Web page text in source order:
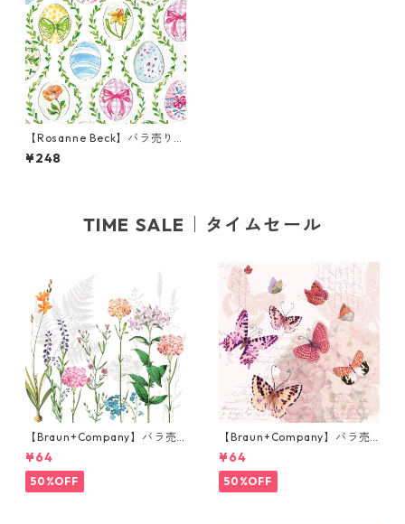
【Rosanne Beck】バラ売り2
枚 カクテルサイズ ペーパーナ
プキン Easter Bunny Eggs
¥248
TIME SALE｜タイムセール
【Braun+Company】バラ売
り2枚 ランチサイズ ペーパー
ナプキン BOTANICA ホワイト
¥64
50%OFF
【Braun+Company】バラ売
り2枚 ランチサイズ ペーパー
ナプキン Butterfly Romance
ピンク
¥64
50%OFF